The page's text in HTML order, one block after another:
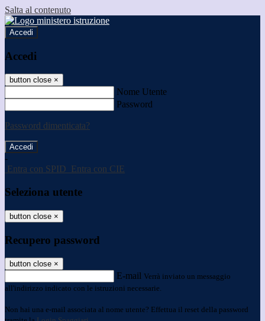
Salta al contenuto
Accedi
Accedi
button close ×
Nome Utente
Password
Password dimenticata?
-
Entra con SPID Entra con CIE
Seleziona utente
button close ×
Recupero password
button close ×
E-mail Verrà inviato un messaggio
all'indirizzo indicato con le istruzioni necessarie.
Non hai una e-mail associata al nome utente? Effettua il reset della password